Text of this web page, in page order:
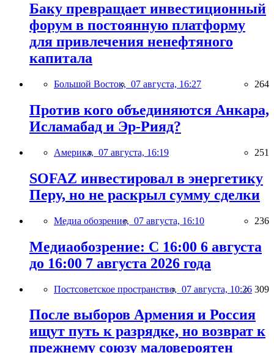
Баку превращает инвестиционный
форум в постоянную платформу
для привлечения ненефтяного
капитала
Большой Восток, 07 августа, 16:27 264
Против кого объединяются Анкара,
Исламабад и Эр-Рияд?
Америка, 07 августа, 16:19 251
SOFAZ инвестировал в энергетику
Перу, но не раскрыл сумму сделки
Медиа обозрение, 07 августа, 16:10 236
Медиаобозрение: С 16:00 6 августа
до 16:00 7 августа 2026 года
Постсоветское пространство, 07 августа, 10:26 309
После выборов Армения и Россия
ищут путь к разрядке, но возврат к
прежнему союзу маловероятен